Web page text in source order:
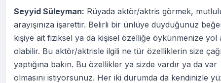
Seyyid Süleyman: Rüyada aktör/aktris görmek,
arayışınıza işarettir. Belirli bir ünlüye duyduğunuz
kişiye ait fiziksel ya da kişisel özelliğe öykünmenize yol
olabilir. Bu aktör/aktrisle ilgili ne tür özelliklerin size
yaptığına bakın. Bu özellikler ya sizde vardır ya da var
olmasını istiyorsunuz. Her iki durumda da kendinizle